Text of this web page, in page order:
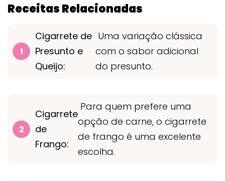
Receitas Relacionadas
Cigarrete de
Presunto e
Queijo:
Uma variação clássica
com o sabor adicional
do presunto.
Cigarrete
de
Frango:
Para quem prefere uma
opção de carne, o cigarrete
de frango é uma excelente
escolha.